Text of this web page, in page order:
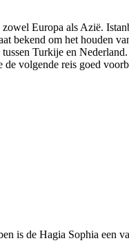
Europa als Azië.
om het houden
Turkije en
volgende reis goed
is de Hagia Sophia een